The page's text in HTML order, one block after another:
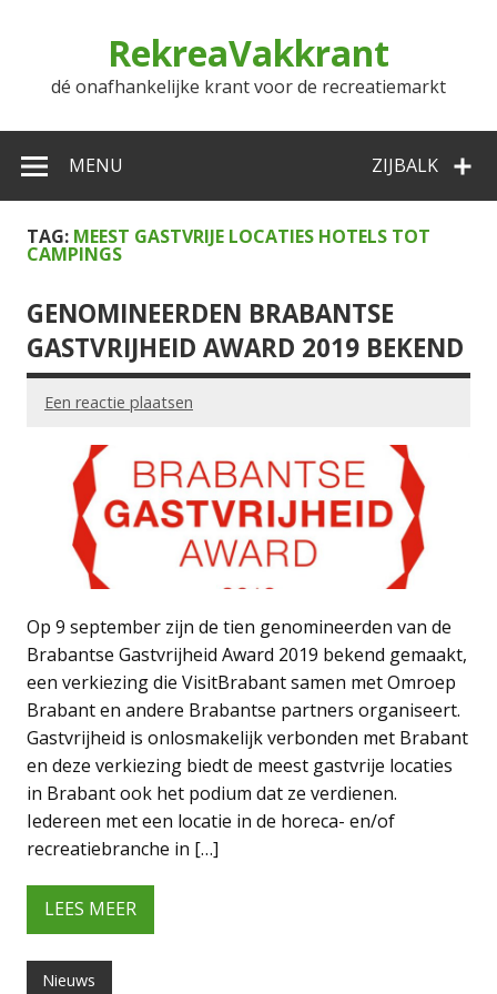
RekreaVakkrant
dé onafhankelijke krant voor de recreatiemarkt
ZIJBALK
MENU
TAG: MEEST GASTVRIJE LOCATIES HOTELS TOT
CAMPINGS
GENOMINEERDEN BRABANTSE
GASTVRIJHEID AWARD 2019 BEKEND
Een reactie plaatsen
Op 9 september zijn de tien genomineerden van de
Brabantse Gastvrijheid Award 2019 bekend gemaakt,
een verkiezing die VisitBrabant samen met Omroep
Brabant en andere Brabantse partners organiseert.
Gastvrijheid is onlosmakelijk verbonden met Brabant
en deze verkiezing biedt de meest gastvrije locaties
in Brabant ook het podium dat ze verdienen.
Iedereen met een locatie in de horeca- en/of
recreatiebranche in […]
LEES MEER
Nieuws